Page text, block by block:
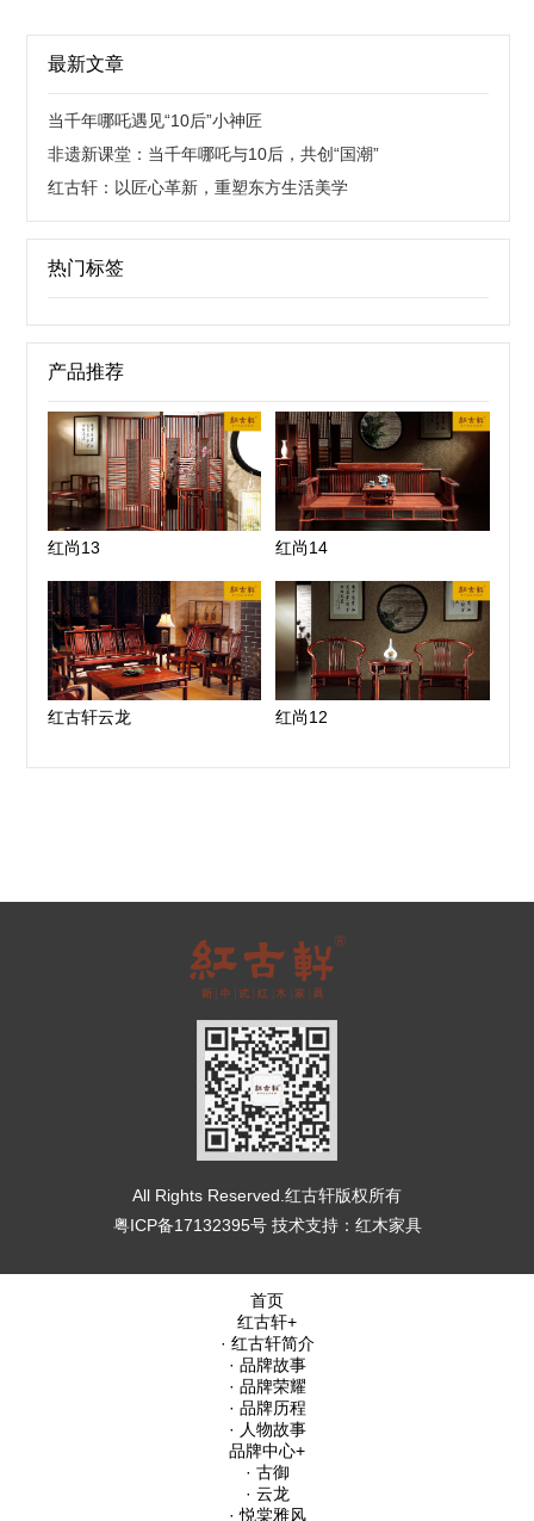
最新文章
当千年哪吒遇见“10后”小神匠
非遗新课堂：当千年哪吒与10后，共创“国潮”
红古轩：以匠心革新，重塑东方生活美学
热门标签
产品推荐
红尚13 红尚14
红古轩云龙 红尚12
All Rights Reserved.红古轩版权所有
粤ICP备17132395号技术支持： 红木家具
首页
红古轩+
· 红古轩简介
· 品牌故事
· 品牌荣耀
· 品牌历程
· 人物故事
品牌中心+
· 古御
· 云龙
· 悦棠雅风